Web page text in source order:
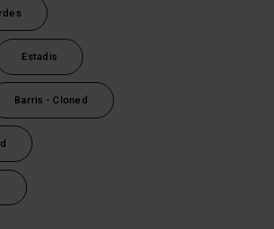
Estadis
Barris - Cloned